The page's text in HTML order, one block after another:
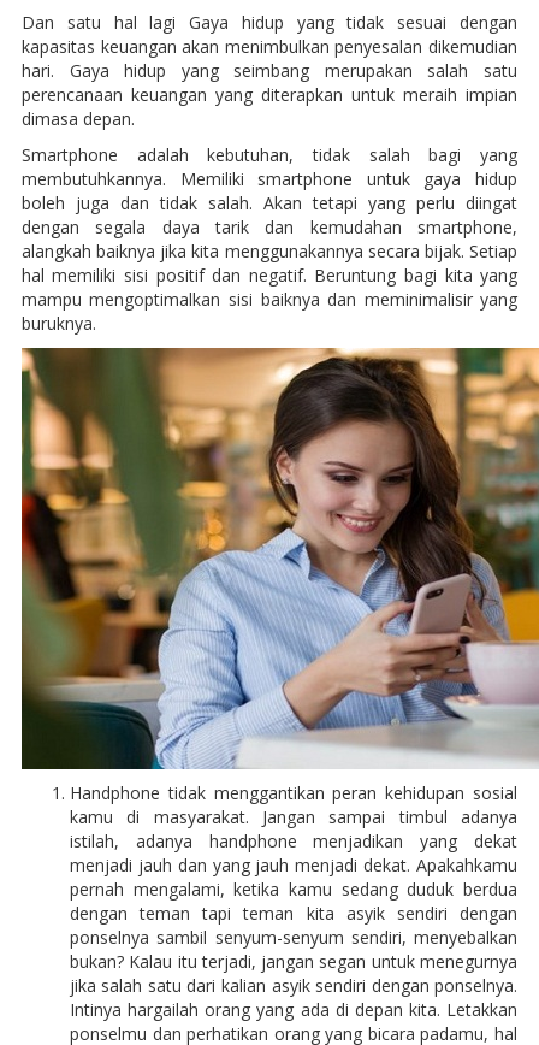
Dan satu hal lagi Gaya hidup yang tidak sesuai dengan
kapasitas keuangan akan menimbulkan penyesalan dikemudian
hari. Gaya hidup yang seimbang merupakan salah satu
perencanaan keuangan yang diterapkan untuk meraih impian
dimasa depan.
Smartphone adalah kebutuhan, tidak salah bagi yang
membutuhkannya. Memiliki smartphone untuk gaya hidup
boleh juga dan tidak salah. Akan tetapi yang perlu diingat
dengan segala daya tarik dan kemudahan smartphone,
alangkah baiknya jika kita menggunakannya secara bijak. Setiap
hal memiliki sisi positif dan negatif. Beruntung bagi kita yang
mampu mengoptimalkan sisi baiknya dan meminimalisir yang
buruknya.
Handphone tidak menggantikan peran kehidupan sosial
kamu di masyarakat. Jangan sampai timbul adanya
istilah, adanya handphone menjadikan yang dekat
menjadi jauh dan yang jauh menjadi dekat. Apakahkamu
pernah mengalami, ketika kamu sedang duduk berdua
dengan teman tapi teman kita asyik sendiri dengan
ponselnya sambil senyum-senyum sendiri, menyebalkan
bukan? Kalau itu terjadi, jangan segan untuk menegurnya
jika salah satu dari kalian asyik sendiri dengan ponselnya.
Intinya hargailah orang yang ada di depan kita. Letakkan
ponselmu dan perhatikan orang yang bicara padamu, hal